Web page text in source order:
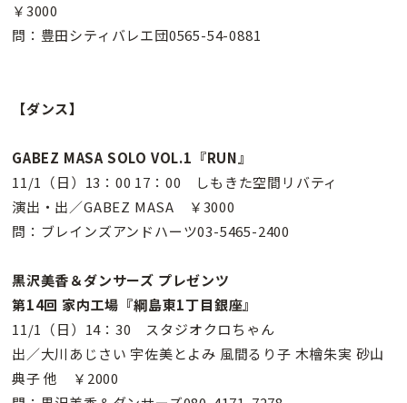
￥3000
問：豊田シティバレエ団0565-54-0881
【ダンス】
GABEZ MASA SOLO VOL.1『RUN』
11/1（日）13：00 17：00 しもきた空間リバティ
演出・出／GABEZ MASA ￥3000
問：ブレインズアンドハーツ03-5465-2400
黒沢美香＆ダンサーズ プレゼンツ
第14回 家内工場『綱島東1丁目銀座』
11/1（日）14：30 スタジオクロちゃん
出／大川あじさい 宇佐美とよみ 風間るり子 木檜朱実 砂山
典子 他 ￥2000